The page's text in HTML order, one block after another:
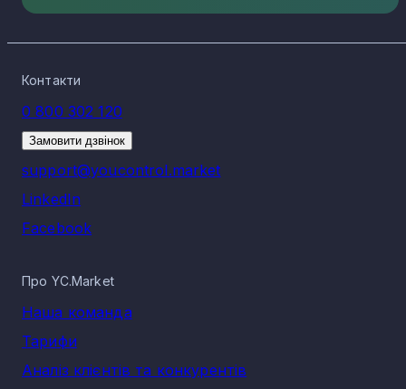
Контакти
0 800 302 120
Замовити дзвінок
support@youcontrol.market
LinkedIn
Facebook
Про YC.Market
Наша команда
Тарифи
Аналіз клієнтів та конкурентів